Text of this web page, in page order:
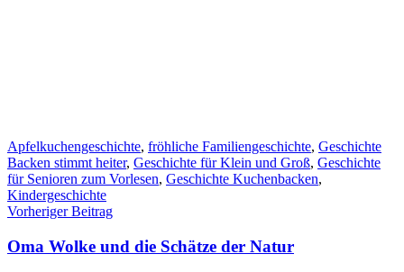
Apfelkuchengeschichte, fröhliche Familiengeschichte, Geschichte
Backen stimmt heiter, Geschichte für Klein und Groß, Geschichte
für Senioren zum Vorlesen, Geschichte Kuchenbacken,
Kindergeschichte
Beitragsnavigation
Vorheriger Beitrag
Oma Wolke und die Schätze der Natur